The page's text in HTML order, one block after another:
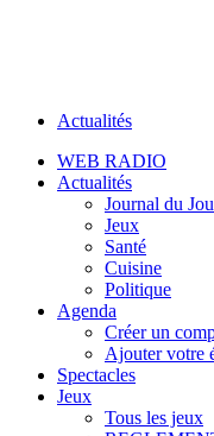
Actualités
WEB RADIO
Actualités
Journal du
Jeux
Santé
Cuisine
Politique
Agenda
Créer un
Ajouter votre
Spectacles
Jeux
Tous les jeux